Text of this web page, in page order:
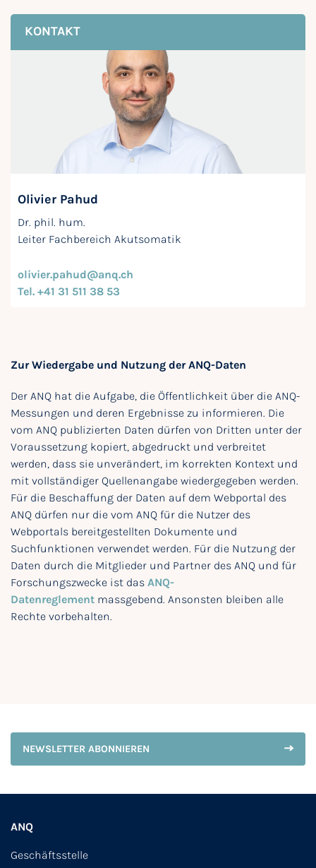
KONTAKT
Olivier Pahud
Dr. phil. hum.
Leiter Fachbereich Akutsomatik
olivier.pahud@anq.ch
Tel. +41 31 511 38 53
Zur Wiedergabe und Nutzung der ANQ-Daten
Der ANQ hat die Aufgabe, die Öffentlichkeit über die ANQ-
Messungen und deren Ergebnisse zu informieren. Die
vom ANQ publizierten Daten dürfen von Dritten unter der
Voraussetzung kopiert, abgedruckt und verbreitet
werden, dass sie unverändert, im korrekten Kontext und
mit vollständiger Quellenangabe wiedergegeben werden.
Für die Beschaffung der Daten auf dem Webportal des
ANQ dürfen nur die vom ANQ für die Nutzer des
Webportals bereitgestellten Dokumente und
Suchfunktionen verwendet werden. Für die Nutzung der
Daten durch die Mitglieder und Partner des ANQ und für
Forschungszwecke ist das ANQ-
Datenreglement massgebend. Ansonsten bleiben alle
Rechte vorbehalten.
NEWSLETTER ABONNIEREN
ANQ
Geschäftsstelle